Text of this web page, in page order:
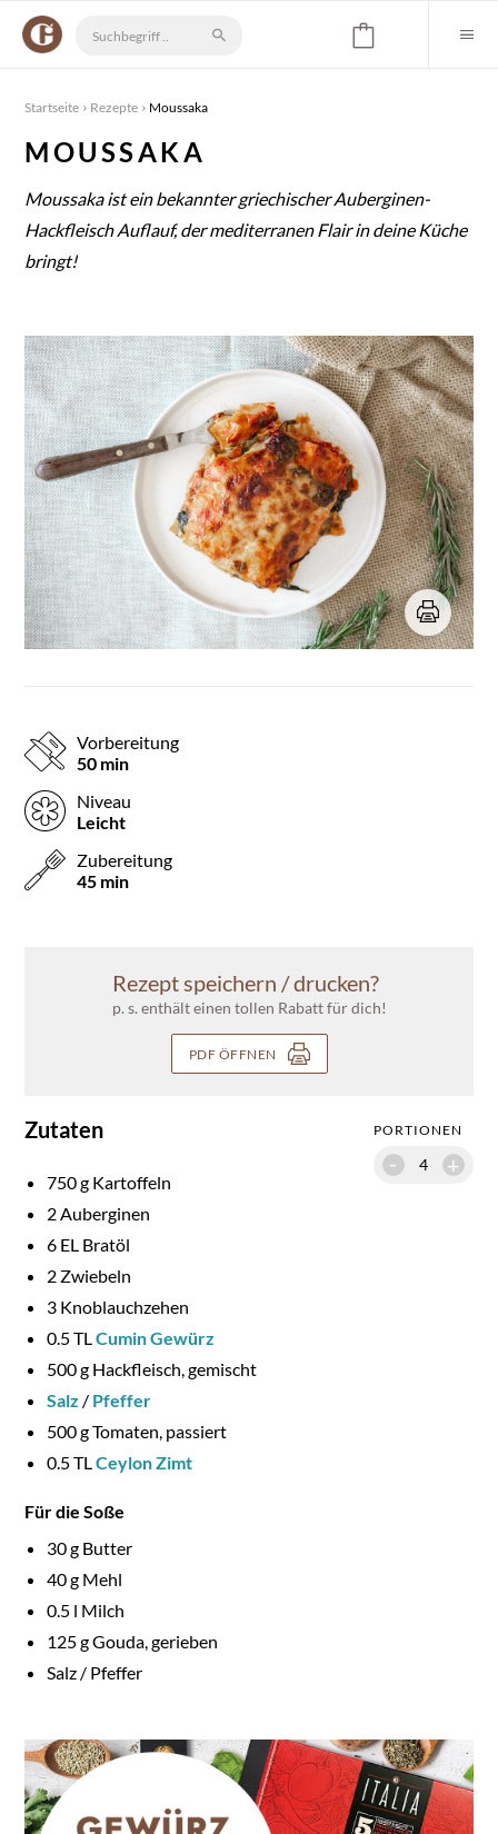
Startseite Rezepte Moussaka
Vorbereitung
50 min
Niveau
Leicht
Zubereitung
45 min
Rezept speichern / drucken?
p. s. enthält einen tollen Rabatt für dich!
PDF ÖFFNEN
MOUSSAKA
Moussaka ist ein bekannter griechischer Auberginen-
Hackfleisch Auflauf, der mediterranen Flair in deine Küche
bringt!
Zutaten PORTIONEN
+
-
750g Kartoffeln
2Auberginen
6 EL Bratöl
2 Zwiebeln
3 Knoblauchzehen
0.5TLCumin Gewürz
500g Hackfleisch, gemischt
Salz / Pfeffer
500g Tomaten, passiert
0.5TLCeylon Zimt
Für die Soße
30g Butter
40g Mehl
0.5 l Milch
125g Gouda, gerieben
Salz / Pfeffer